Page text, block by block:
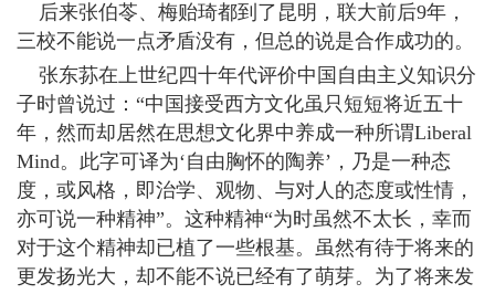
后来张伯苓、梅贻琦都到了昆明，联大前后9年，
三校不能说一点矛盾没有，但总的说是合作成功的。
张东荪在上世纪四十年代评价中国自由主义知识分
子时曾说过：“中国接受西方文化虽只短短将近五十
年，然而却居然在思想文化界中养成一种所谓Liberal
Mind。此字可译为‘自由胸怀的陶养’，乃是一种态
度，或风格，即治学、观物、与对人的态度或性情，
亦可说一种精神”。这种精神“为时虽然不太长，幸而
对于这个精神却已植了一些根基。虽然有待于将来的
更发扬光大，却不能不说已经有了萌芽。为了将来发